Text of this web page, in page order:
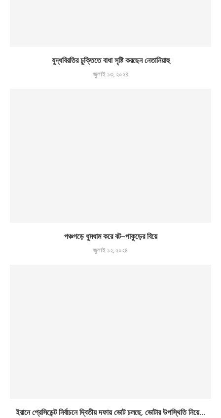
যুদ্ধবিরতির চুক্তিতে বাধা সৃষ্টি করছেন নেতানিয়াহু
জুলাই ১৩, ২০২৪
পঞ্চগড়ে ধুমধাম করে বট-পাকুড়ের বিয়ে
জুলাই ১২, ২০২৪
ইরানে প্রেসিডেন্ট নির্বাচনে দ্বিতীয় দফায় ভোট চলছে, ভোটার উপস্থিতি নিয়ে...